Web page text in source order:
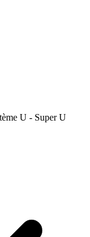
U - Super U